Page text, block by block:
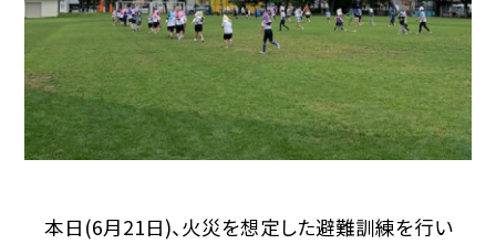
本日(6月21日)、火災を想定した避難訓練を行い